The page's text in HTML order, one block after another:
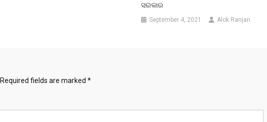
ସରକାର
September 4, 2021 Alok Ranjan
Required fields are marked *